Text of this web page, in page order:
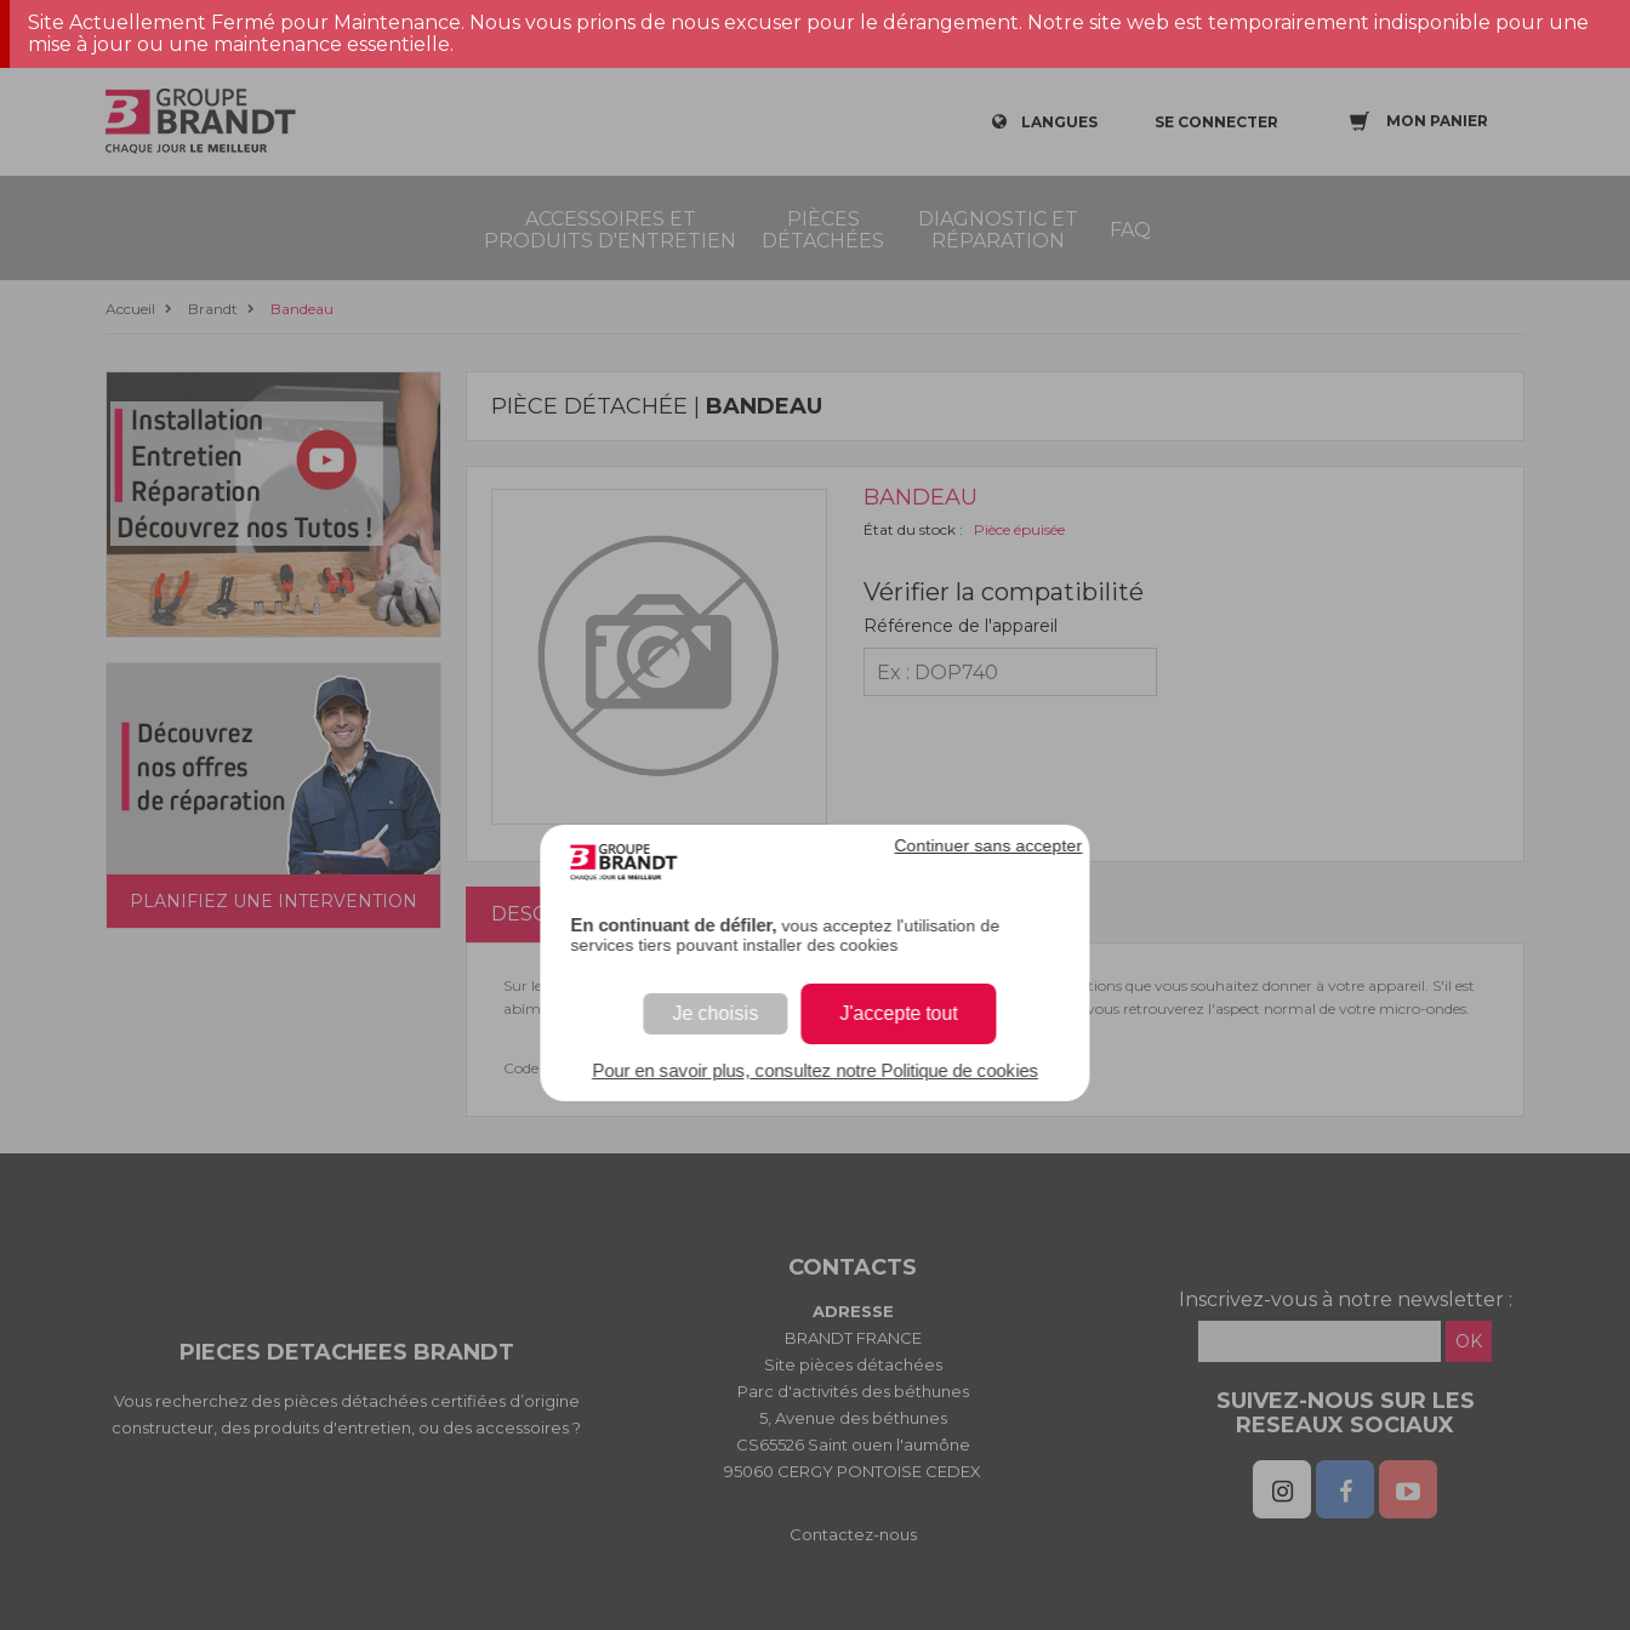
En continuant de défiler, vous acceptez l'utilisation de
services tiers pouvant installer des cookies
Je choisis J'accepte tout
Continuer sans accepter
Pour en savoir plus, consultez notre Politique de cookies
Site Actuellement Fermé pour Maintenance. Nous vous prions de nous excuser pour le dérangement. Notre site web est temporairement indisponible pour une
mise à jour ou une maintenance essentielle.
LANGUES SE CONNECTER MON PANIER
ACCESSOIRES ET
PRODUITS D'ENTRETIEN
PIÈCES
DÉTACHÉES
DIAGNOSTIC ET
RÉPARATION
FAQ
Accueil Brandt Bandeau
PLANIFIEZ UNE INTERVENTION
PIÈCE DÉTACHÉE | BANDEAU
BANDEAU
État du stock : Pièce épuisée
Vérifier la compatibilité
Référence de l'appareil
DESCRIPTION
Sur le bandeau de votre micro-ondes, vous pouvez sélectionner les différentes instructions que vous souhaitez donner à votre appareil. S'il est
abîmé ou cassé, vous pouvez faire appel à l'un de nos techniciens pour le changer et vous retrouverez l'aspect normal de votre micro-ondes.
Code EAN : 3251430330480
PIECES DETACHEES BRANDT
Vous recherchez des pièces détachées certifiées d’origine
constructeur, des produits d'entretien, ou des accessoires ?
CONTACTS
ADRESSE
BRANDT FRANCE
Site pièces détachées
Parc d'activités des béthunes
5, Avenue des béthunes
CS65526 Saint ouen l'aumône
95060 CERGY PONTOISE CEDEX
Contactez-nous
Inscrivez-vous à notre newsletter :
OK
SUIVEZ-NOUS SUR LES
RESEAUX SOCIAUX